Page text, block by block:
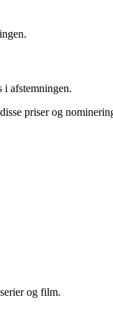
afstemningen.
priser og
og film.